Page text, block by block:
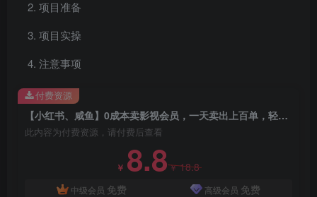
项目准备
项目实操
注意事项
【小红书、咸鱼】0成本卖影视会员，一天卖出上百单，轻轻松松日入1000+
此内容为付费资源，请付费后查看
￥ 8.8￥18.8
中级会员 免费 高级会员 免费
付费资源